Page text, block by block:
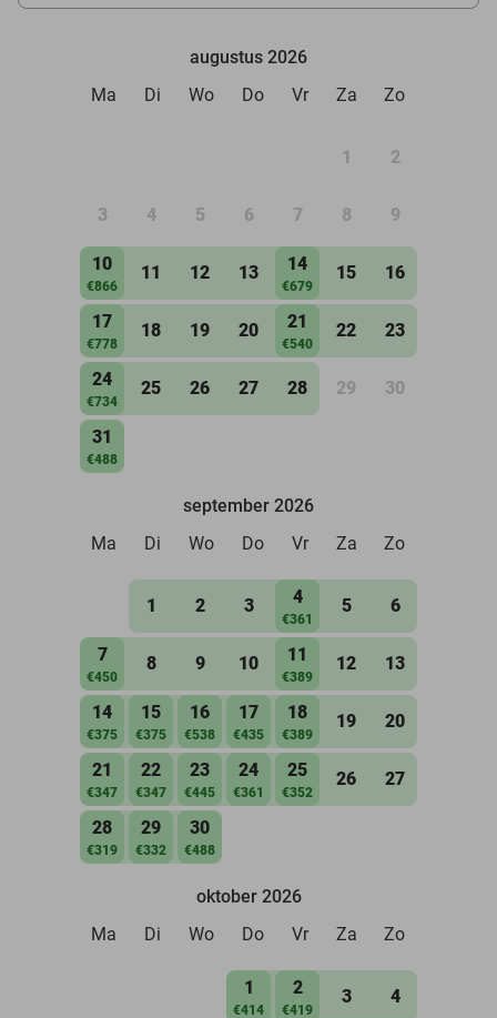
augustus 2026
Ma
Di Wo Do Vr Za Zo
1 2
3 4 5 6 7 8 9
10
€866
11 12 13 14
€679
15 16
17
€778
18 19 20 21
€540
22 23
24
€734
25 26 27 28 29 30
31
€488
september 2026
Ma
Di Wo Do Vr Za Zo
1 2 3 4
€361
5 6
7
€450
8 9 10 11
€389
12 13
14
€375
15
€375
16
€538
17
€435
18
€389
19 20
21
€347
22
€347
23
€445
24
€361
25
€352
26 27
28
€319
29
€332
30
€488
oktober 2026
Ma
Di Wo Do Vr Za Zo
1
€414
2
€419
3 4